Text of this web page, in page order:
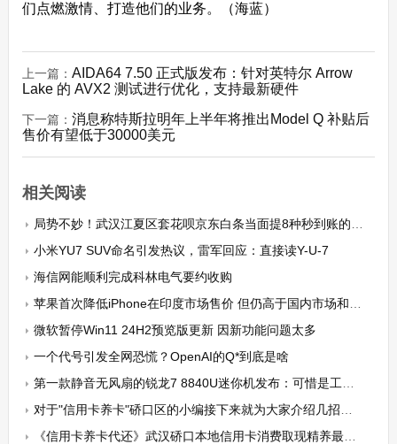
们点燃激情、打造他们的业务。（海蓝）
上一篇： AIDA64 7.50 正式版发布：针对英特尔 Arrow
Lake 的 AVX2 测试进行优化，支持最新硬件
下一篇： 消息称特斯拉明年上半年将推出Model Q 补贴后
售价有望低于30000美元
相关阅读
局势不妙！武汉江夏区套花呗京东白条当面提8种秒到账的办法值得推荐
小米YU7 SUV命名引发热议，雷军回应：直接读Y-U-7
海信网能顺利完成科林电气要约收购
苹果首次降低iPhone在印度市场售价 但仍高于国内市场和美国市场
微软暂停Win11 24H2预览版更新 因新功能问题太多
一个代号引发全网恐慌？OpenAI的Q*到底是啥
第一款静音无风扇的锐龙7 8840U迷你机发布：可惜是工业用
对于"信用卡养卡"硚口区的小编接下来就为大家介绍几招小技巧。
《信用卡养卡代还》武汉硚口本地信用卡消费取现精养最实用的小技巧